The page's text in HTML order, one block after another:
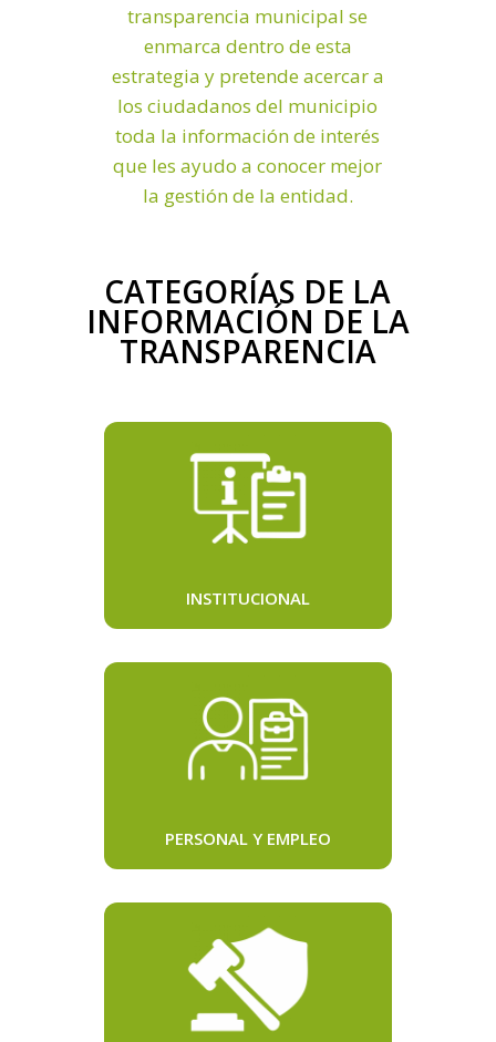
transparencia municipal se
enmarca dentro de esta
estrategia y pretende acercar a
los ciudadanos del municipio
toda la información de interés
que les ayudo a conocer mejor
la gestión de la entidad.
CATEGORÍAS DE LA
INFORMACIÓN DE LA
TRANSPARENCIA
INSTITUCIONAL
PERSONAL Y EMPLEO